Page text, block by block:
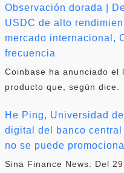
Observación dorada |
USDC de alto
mercado internacional,
frecuencia
Coinbase ha anunciado el
producto que, según dice.
He Ping, Universidad
digital del banco
no se puede
Sina Finance News: Del